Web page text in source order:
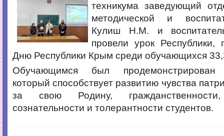
техникума заведующий
методической и
Кулиш Н.М. и
провели урок Республики,
Дню Республики Крым среди обучающихся
Обучающимся был продемонстрирован
который способствует развитию чувства
за свою Родину, гражданственности,
сознательности и толерантности студентов.